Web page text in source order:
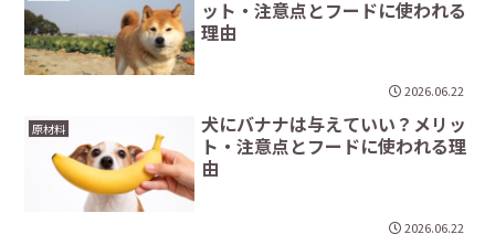
ット・注意点とフードに使われる
理由
2026.06.22
原材料
犬にバナナは与えていい？メリッ
ト・注意点とフードに使われる理
由
2026.06.22